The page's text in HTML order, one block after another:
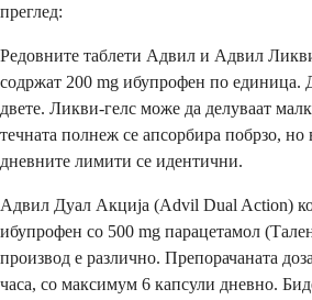
преглед:
Редовните таблети Адвил и Адвил
содржат 200 mg ибупрофен по единица.
двете. Ликви-гелс може да делуваат
течната полнеж се апсорбира побрзо, но
дневните лимити се идентични.
Адвил Дуал Акција (Advil Dual Action)
ибупрофен со 500 mg парацетамол
производ е различно. Препорачаната
часа, со максимум 6 капсули дневно.